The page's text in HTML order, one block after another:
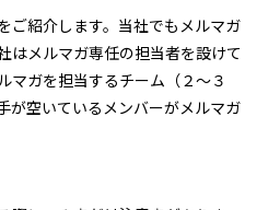
ご紹介します。当社でもメルマガ
はメルマガ専任の担当者を設けて
マガを担当するチーム（２〜３
が空いているメンバーがメルマガ